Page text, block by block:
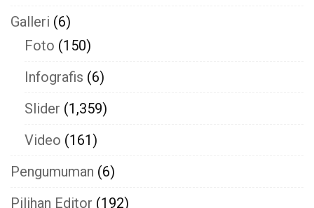
Galleri (6)
Foto (150)
Infografis (6)
Slider (1,359)
Video (161)
Pengumuman (6)
Pilihan Editor (192)